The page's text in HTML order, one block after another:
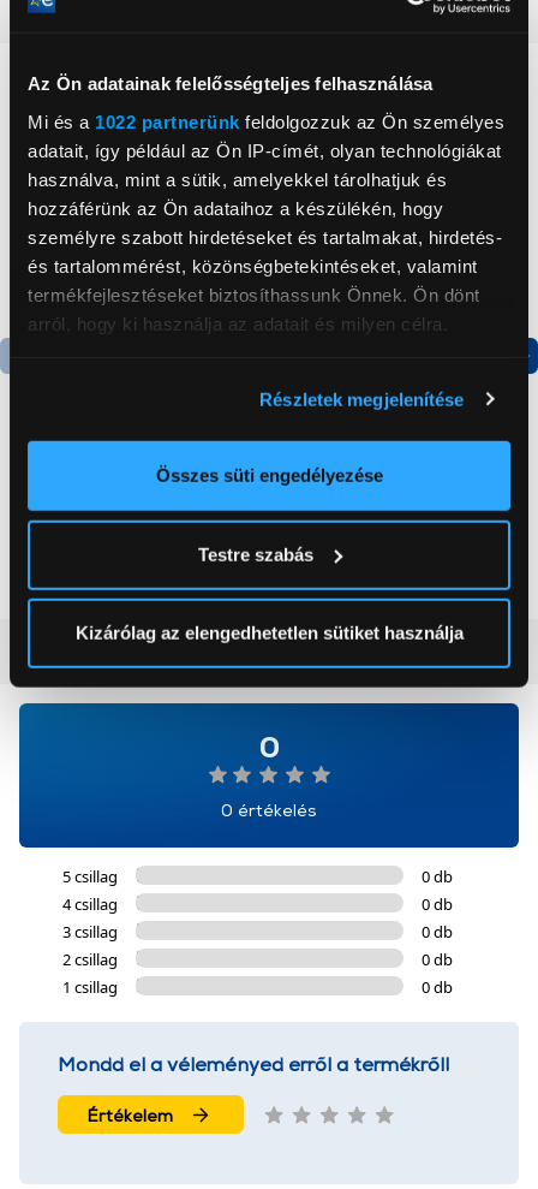
Az Ön adatainak felelősségteljes felhasználása
Mi és a 1022 partnerünk feldolgozzuk az Ön személyes
adatait, így például az Ön IP-címét, olyan technológiákat
használva, mint a sütik, amelyekkel tárolhatjuk és
hozzáférünk az Ön adataihoz a készülékén, hogy
személyre szabott hirdetéseket és tartalmakat, hirdetés-
és tartalommérést, közönségbetekintéseket, valamint
termékfejlesztéseket biztosíthassunk Önnek. Ön dönt
arról, hogy ki használja az adatait és milyen célra.
elhelyezkedéséről pár méteres pontossággal
Az Ön készülékén beazonosítása annak konkrét
módjairól és adja meg preferenciáit aRészletek
pontban. Bármikor módosíthatja vagy visszavonhatja a
Sütinyilatkozathoz való hozzájárulását.
okat használ, melyeket az Ön gépén tárol a rendszer. A
cookie-k személyazonosítására nem alkalmasak,
szolgáltatásaink biztosításához szükségesek. Az oldal
ÁSZFésAdatvédelem
Részletek megjelenítése
Összes süti engedélyezése
Testre szabás
Kizárólag az elengedhetetlen sütiket használja
Részletes ismertető
Neked ajánljuk
Felültöltős mosógép
Termék adatlap
Gorenje NRS8182KX Side
199 999 Ft
0
0 értékelés
5 csillag
0 db
4 csillag
0 db
3 csillag
0 db
2 csillag
0 db
1 csillag
0 db
Mondd el a véleményed erről a termékről!
Értékelem